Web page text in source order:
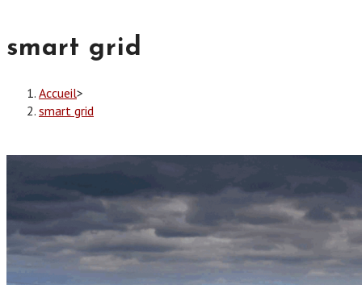
smart grid
Accueil>
smart grid